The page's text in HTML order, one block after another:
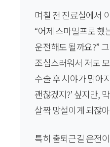
며칠 전 진료실에서
“어제 스마일프로
운전해도 될까요?”
조심스러워서 저도
수술 후 시야가 맑아
괜찮겠지?’ 싶지만,
살짝 망설이게 되잖
특히 출퇴근길 운전